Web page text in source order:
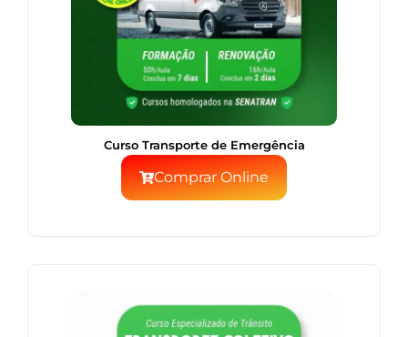
Curso Transporte de Emergência
Comprar Online